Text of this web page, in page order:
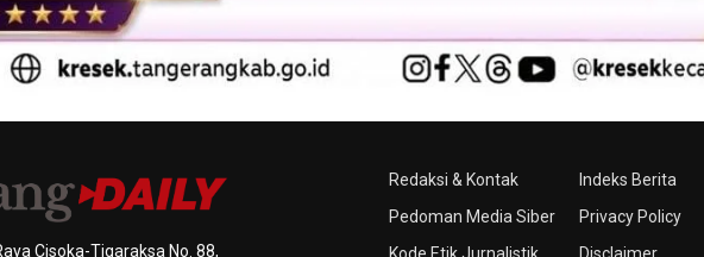
Redaksi & Kontak
Pedoman Media Siber
Indeks Berita
Privacy Policy
Cisoka-Tigaraksa No. 88,